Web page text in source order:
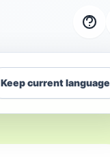
Keep current language